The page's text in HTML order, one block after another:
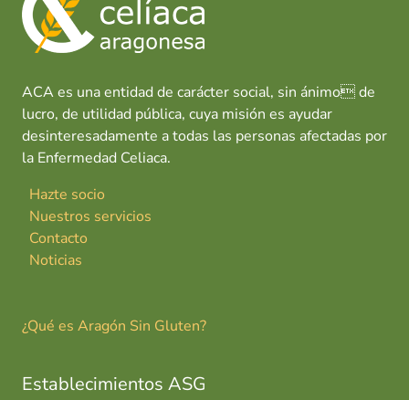
k p
ACA es una entidad de carácter social, sin ánimo de
lucro, de utilidad pública, cuya misión es ayudar
desinteresadamente a todas las personas afectadas por
la Enfermedad Celiaca.
Hazte socio
Nuestros servicios
Contacto
Noticias
¿Qué es Aragón Sin Gluten?
Establecimientos ASG